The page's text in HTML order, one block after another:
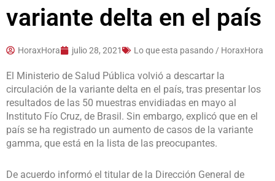
variante delta en el país
HoraxHora julio 28, 2021 Lo que esta pasando / HoraxHora
El Ministerio de Salud Pública volvió a descartar la
circulación de la variante delta en el país, tras presentar los
resultados de las 50 muestras envidiadas en mayo al
Instituto Fío Cruz, de Brasil. Sin embargo, explicó que en el
país se ha registrado un aumento de casos de la variante
gamma, que está en la lista de las preocupantes.
De acuerdo informó el titular de la Dirección General de